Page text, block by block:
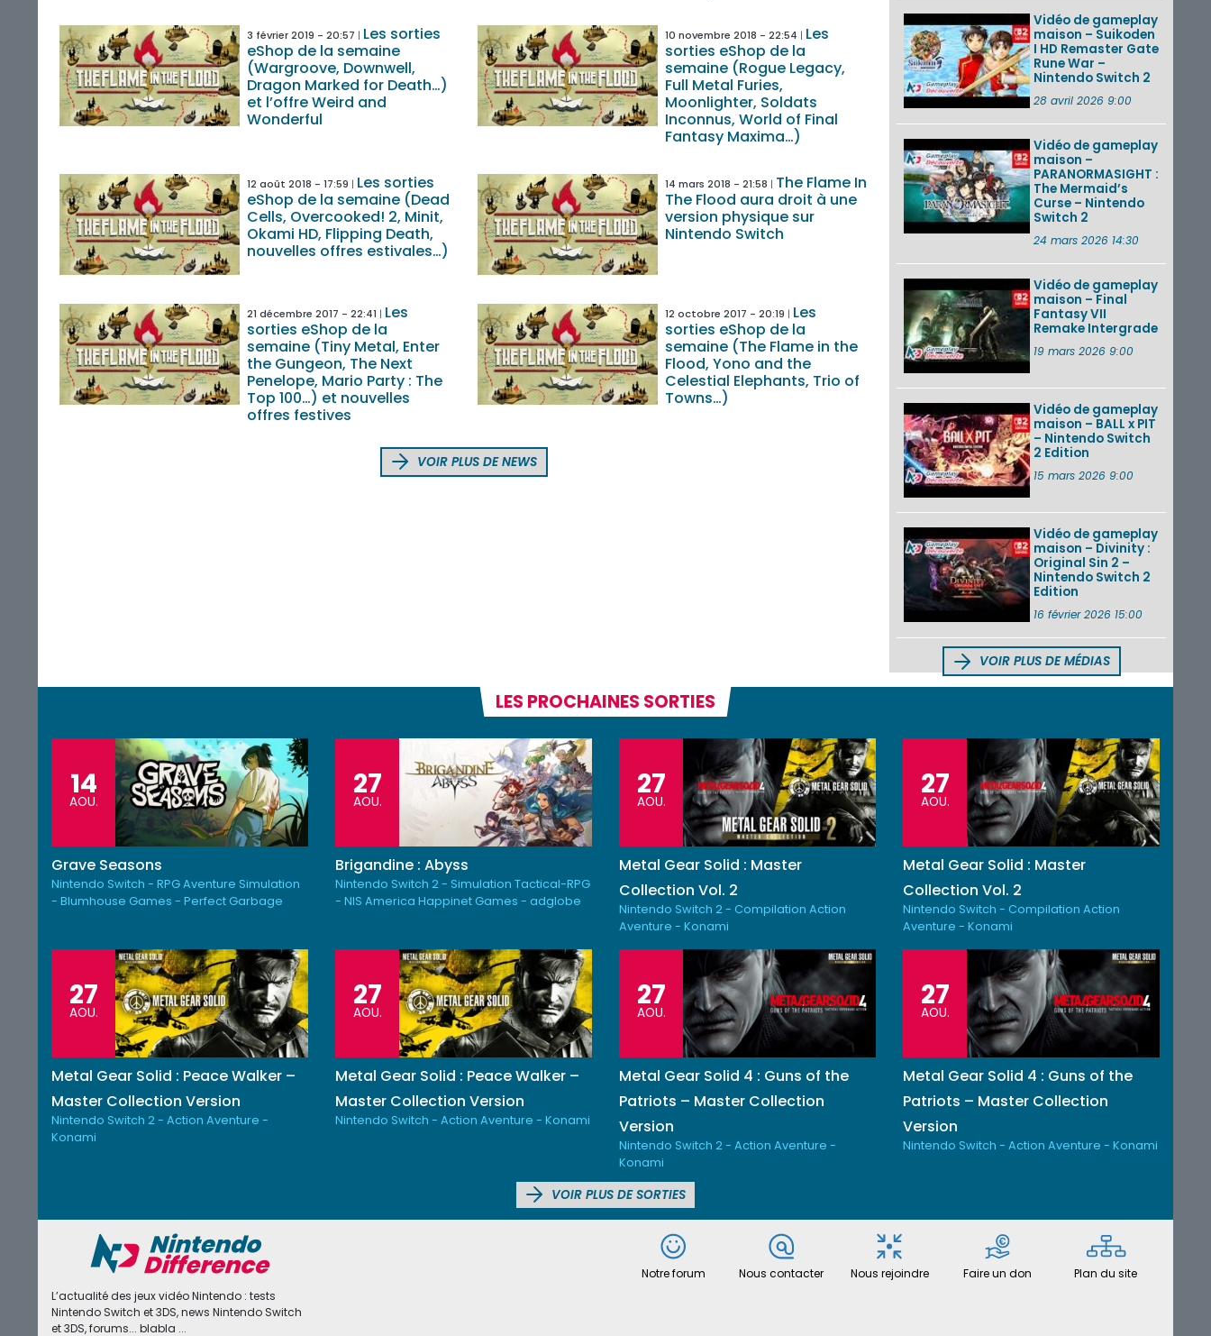
3 février 2019 - 20:57
Les sorties
eShop de la semaine
(Wargroove, Downwell,
Dragon Marked for Death…)
et l’offre Weird and
Wonderful
10 novembre 2018 - 22:54
Les
sorties eShop de la
semaine (Rogue Legacy,
Full Metal Furies,
Moonlighter, Soldats
Inconnus, World of Final
Fantasy Maxima…)
12 août 2018 - 17:59
Les sorties
eShop de la semaine (Dead
Cells, Overcooked! 2, Minit,
Okami HD, Flipping Death,
nouvelles offres estivales…)
14 mars 2018 - 21:58
The Flame In
The Flood aura droit à une
version physique sur
Nintendo Switch
21 décembre 2017 - 22:41
Les
sorties eShop de la
semaine (Tiny Metal, Enter
the Gungeon, The Next
Penelope, Mario Party : The
Top 100…) et nouvelles
offres festives
12 octobre 2017 - 20:19
Les
sorties eShop de la
semaine (The Flame in the
Flood, Yono and the
Celestial Elephants, Trio of
Towns…)
VOIR PLUS DE NEWS
Vidéo de gameplay
maison – Suikoden
I HD Remaster Gate
Rune War –
Nintendo Switch 2
28 avril 2026 9:00
Vidéo de gameplay
maison –
PARANORMASIGHT :
The Mermaid’s
Curse – Nintendo
Switch 2
24 mars 2026 14:30
Vidéo de gameplay
maison – Final
Fantasy VII
Remake Intergrade
19 mars 2026 9:00
Vidéo de gameplay
maison – BALL x PIT
– Nintendo Switch
2 Edition
15 mars 2026 9:00
Vidéo de gameplay
maison – Divinity :
Original Sin 2 –
Nintendo Switch 2
Edition
16 février 2026 15:00
VOIR PLUS DE MÉDIAS
LES PROCHAINES SORTIES
14
AOU.
Grave Seasons
Nintendo Switch - RPG Aventure Simulation
- Blumhouse Games - Perfect Garbage
27
AOU.
Brigandine : Abyss
Nintendo Switch 2 - Simulation Tactical-RPG
- NIS America Happinet Games - adglobe
27
AOU.
Metal Gear Solid : Master
Collection Vol. 2
Nintendo Switch 2 - Compilation Action
Aventure - Konami
27
AOU.
Metal Gear Solid : Master
Collection Vol. 2
Nintendo Switch - Compilation Action
Aventure - Konami
27
AOU.
Metal Gear Solid : Peace Walker –
Master Collection Version
Nintendo Switch 2 - Action Aventure -
Konami
27
AOU.
Metal Gear Solid : Peace Walker –
Master Collection Version
Nintendo Switch - Action Aventure - Konami
27
AOU.
Metal Gear Solid 4 : Guns of the
Patriots – Master Collection
Version
Nintendo Switch 2 - Action Aventure -
Konami
27
AOU.
Metal Gear Solid 4 : Guns of the
Patriots – Master Collection
Version
Nintendo Switch - Action Aventure - Konami
VOIR PLUS DE SORTIES
L’actualité des jeux vidéo Nintendo : tests
Nintendo Switch et 3DS, news Nintendo Switch
et 3DS, forums... blabla ...
Notre forum Nous contacter Nous rejoindre Faire un don Plan du site